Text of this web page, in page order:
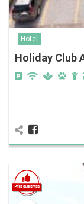
Hotel
Holiday Club